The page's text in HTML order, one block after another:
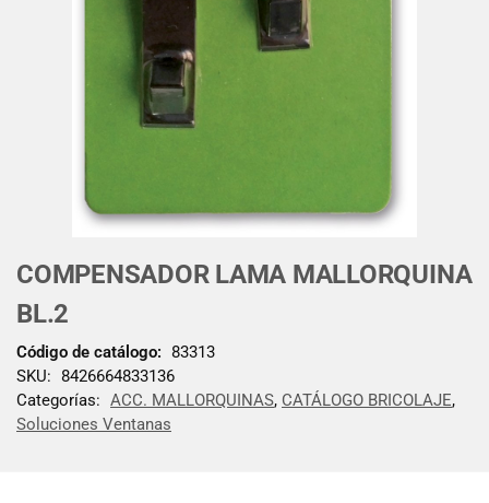
COMPENSADOR LAMA MALLORQUINA
BL.2
Código de catálogo: 83313
SKU: 8426664833136
Categorías: ACC. MALLORQUINAS, CATÁLOGO BRICOLAJE,
Soluciones Ventanas